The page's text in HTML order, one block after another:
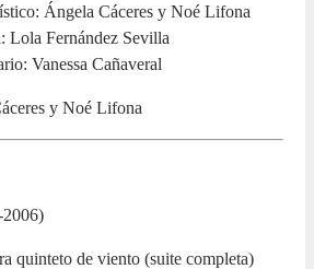
Ángela Cáceres y Noé Lifona
Lola Fernández Sevilla
Vanessa Cañaveral
y Noé Lifona
quinteto de viento (suite completa)